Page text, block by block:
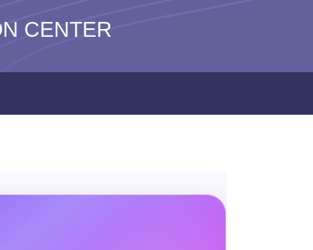
CENTER